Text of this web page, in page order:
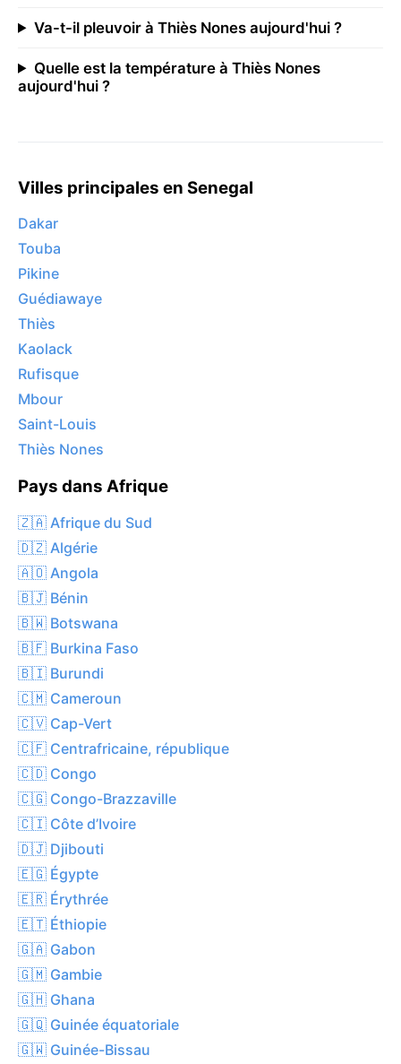
Va-t-il pleuvoir à Thiès Nones aujourd'hui ?
Quelle est la température à Thiès Nones
aujourd'hui ?
Villes principales en Senegal
Dakar
Touba
Pikine
Guédiawaye
Thiès
Kaolack
Rufisque
Mbour
Saint-Louis
Thiès Nones
Pays dans Afrique
🇿🇦 Afrique du Sud
🇩🇿 Algérie
🇦🇴 Angola
🇧🇯 Bénin
🇧🇼 Botswana
🇧🇫 Burkina Faso
🇧🇮 Burundi
🇨🇲 Cameroun
🇨🇻 Cap-Vert
🇨🇫 Centrafricaine, république
🇨🇩 Congo
🇨🇬 Congo-Brazzaville
🇨🇮 Côte d’Ivoire
🇩🇯 Djibouti
🇪🇬 Égypte
🇪🇷 Érythrée
🇪🇹 Éthiopie
🇬🇦 Gabon
🇬🇲 Gambie
🇬🇭 Ghana
🇬🇶 Guinée équatoriale
🇬🇼 Guinée-Bissau